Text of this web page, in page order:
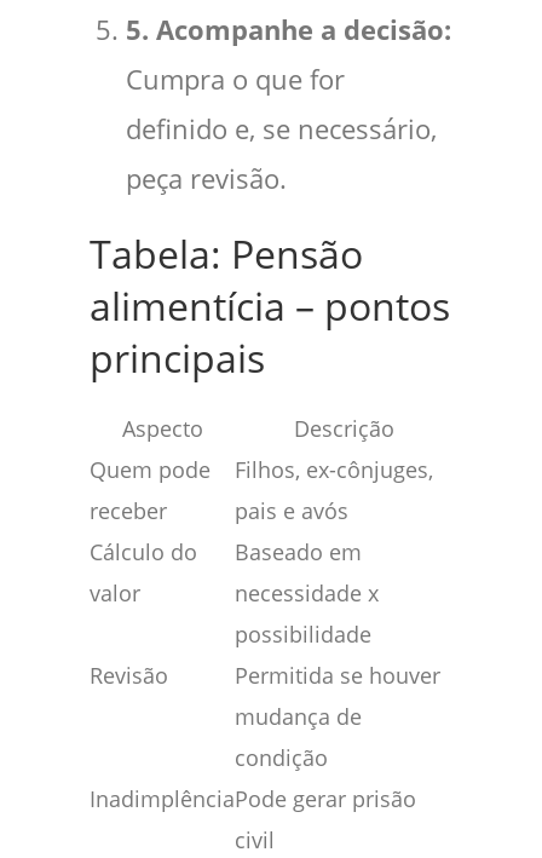
5. Acompanhe a decisão:
Cumpra o que for
definido e, se necessário,
peça revisão.
Tabela: Pensão
alimentícia – pontos
principais
Aspecto
Descrição
Quem pode
receber
Filhos, ex-cônjuges,
pais e avós
Cálculo do
valor
Baseado em
necessidade x
possibilidade
Revisão
Permitida se houver
mudança de
condição
InadimplênciaPode gerar prisão
civil